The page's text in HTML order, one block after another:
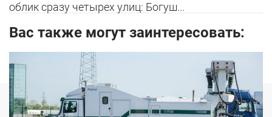
облик сразу четырех улиц: Богуш...
Вас также могут заинтересовать:
Новости Услуги Авторынок